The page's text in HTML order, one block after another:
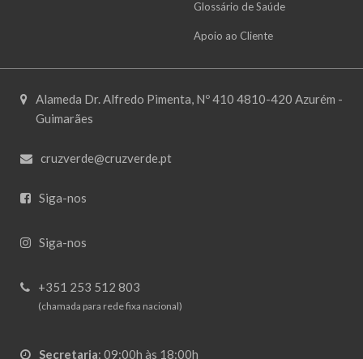
Glossário de Saúde
Apoio ao Cliente
Alameda Dr. Alfredo Pimenta, Nº 410 4810-420 Azurém -
Guimarães
cruzverde@cruzverde.pt
Siga-nos
Siga-nos
+351 253 512 803
(chamada para rede fixa nacional)
Secretaria: 09:00h às 18:00h